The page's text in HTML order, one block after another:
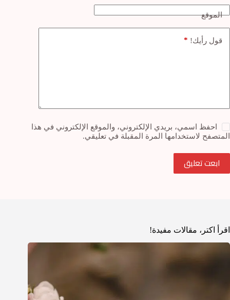
الموقع
قول رأيك! *
احفظ اسمي، بريدي الإلكتروني، والموقع الإلكتروني في هذا
المتصفح لاستخدامها المرة المقبلة في تعليقي.
ابعت تعليق
اقرأ اكتر، مقالات مفيدة!